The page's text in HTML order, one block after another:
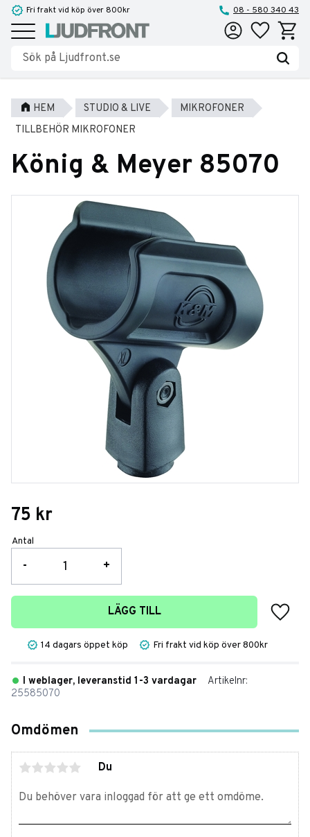
Meny
Fri frakt vid köp över 800kr 08 - 580 340 43
Favoriter
HEM STUDIO & LIVE
MIKROFONER
TILLBEHÖR MIKROFONER
König & Meyer 85070
75 kr
Antal
+
-
LÄGG TILL
Lägg
14 dagars öppet köp Fri frakt vid köp över 800kr
I weblager, leveranstid 1-3 vardagar
Artikelnr
25585070
Omdömen
Du